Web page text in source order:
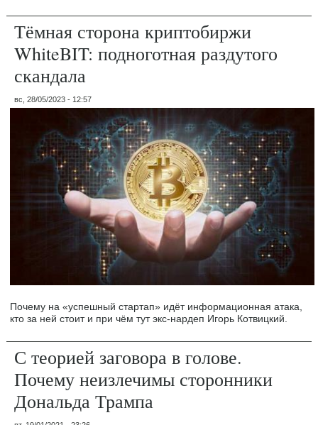
Тёмная сторона криптобиржи
WhiteBIT: подноготная раздутого
скандала
вс, 28/05/2023 - 12:57
Почему на «успешный стартап» идёт информационная атака,
кто за ней стоит и при чём тут экс-нардеп Игорь Котвицкий.
С теорией заговора в голове.
Почему неизлечимы сторонники
Дональда Трампа